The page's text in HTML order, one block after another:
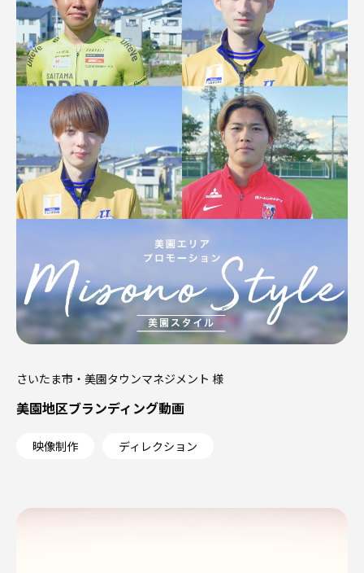
さいたま市・美園タウンマネジメント 様
美園地区ブランディング動画
映像制作 ディレクション